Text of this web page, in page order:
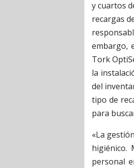
y cuartos
recargas
embargo,
Tork
la
del
tipo de
para
«La
higiénico.
personal